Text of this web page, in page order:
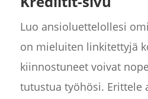
Luo ansioluettelollesi
on mieluiten linkitettyjä
kiinnostuneet voivat
tutustua työhösi. Erittele